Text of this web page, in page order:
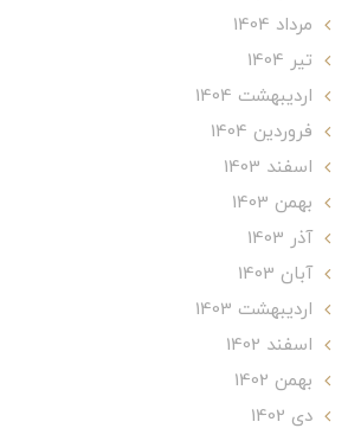
مرداد 1404
تير 1404
ارديبهشت 1404
فروردین 1404
اسفند 1403
بهمن 1403
آذر 1403
آبان 1403
ارديبهشت 1403
اسفند 1402
بهمن 1402
دی 1402